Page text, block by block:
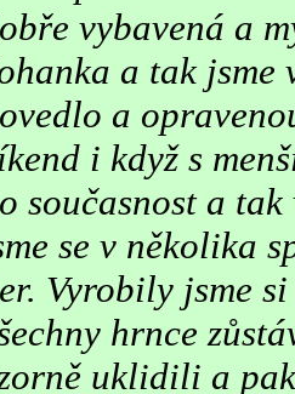
vybavená a
a tak jsme
a
i když s
současnost a
se v několika
Vyrobily jsme
hrnce
uklidili a